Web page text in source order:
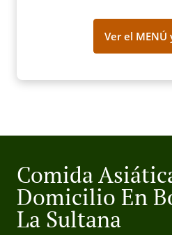
Ver el MENÚ
Comida
Domicilio En
La Sultana